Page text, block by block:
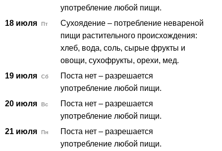
употребление любой пищи.
18 июля
Пт
Сухоядение – потребление невареной
пищи растительного происхождения:
хлеб, вода, соль, сырые фрукты и
овощи, сухофрукты, орехи, мед.
19 июля
Сб
Поста нет – разрешается
употребление любой пищи.
20 июля
Вс
Поста нет – разрешается
употребление любой пищи.
21 июля
Пн
Поста нет – разрешается
употребление любой пищи.